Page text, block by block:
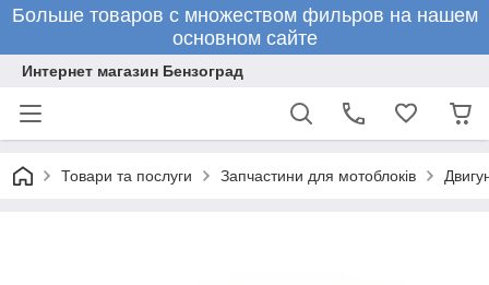
Больше товаров с множеством фильров на нашем
основном сайте
Интернет магазин Бензоград
Товари та послуги Запчастини для мотоблоків